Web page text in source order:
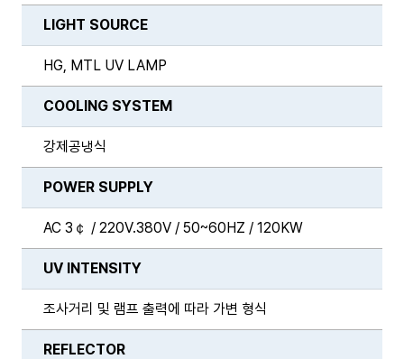
LIGHT SOURCE
HG, MTL UV LAMP
COOLING SYSTEM
강제공냉식
POWER SUPPLY
AC 3￠ / 220V.380V / 50~60HZ / 120KW
UV INTENSITY
조사거리 및 램프 출력에 따라 가변 형식
REFLECTOR